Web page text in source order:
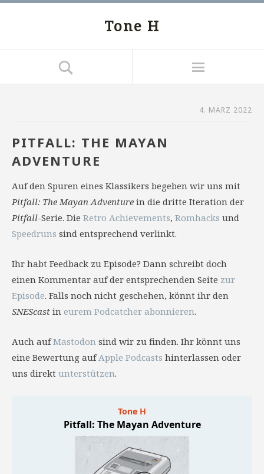
Tone H
4. MÄRZ 2022
PITFALL: THE MAYAN
ADVENTURE
Auf den Spuren eines Klassikers begeben wir uns mit
Pitfall: The Mayan Adventure in die dritte Iteration der
Pitfall-Serie. Die Retro Achievements, Romhacks und
Speedruns sind entsprechend verlinkt.
Ihr habt Feedback zu Episode? Dann schreibt doch
einen Kommentar auf der entsprechenden Seite zur
Episode. Falls noch nicht geschehen, könnt ihr den
SNEScast in eurem Podcatcher abonnieren.
Auch aufMastodon sind wir zu finden. Ihr könnt uns
eine Bewertung aufApple Podcasts hinterlassen oder
uns direkt unterstützen.